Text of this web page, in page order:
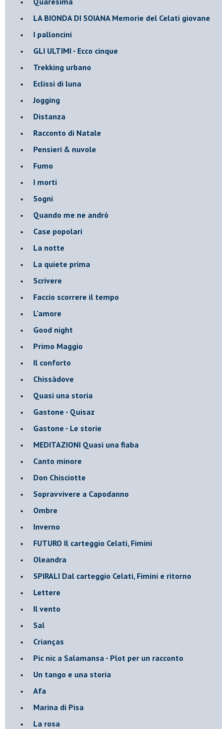
LA BIONDA DI SOIANA Memorie del Celati giovane
I palloncini
GLI ULTIMI - Ecco cinque
Trekking urbano
Eclissi di luna
Jogging
Distanza
Racconto di Natale
Pensieri & nuvole
Fumo
I morti
Sogni
Quando me ne andrò
Case popolari
La notte
La quiete prima
Scrivere
Faccio scorrere il tempo
L'amore
Good night
Primo Maggio
Il conforto
Chissàdove
Quasi una storia
Gastone - Quisaz
Gastone - Le storie
MEDITAZIONI Quasi una fiaba
Canto minore
Don Chisciotte
Sopravvivere a Capodanno
Ombre
Inverno
FUTURO Il carteggio Celati, Fimini
Oleandra
SPIRALI Dal carteggio Celati, Fimini e ritorno
Lettere
Il vento
Sal
Crianças
Pic nic a Salamansa - Plot per un racconto
Un tango e una storia
Afa
Marina di Pisa
La rosa